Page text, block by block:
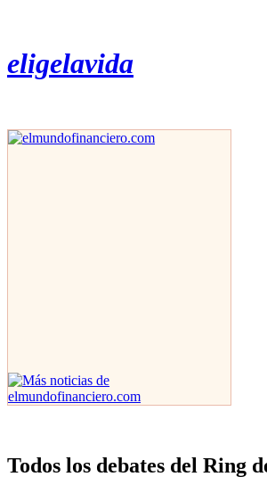
eligelavida
Todos los debates del Ring